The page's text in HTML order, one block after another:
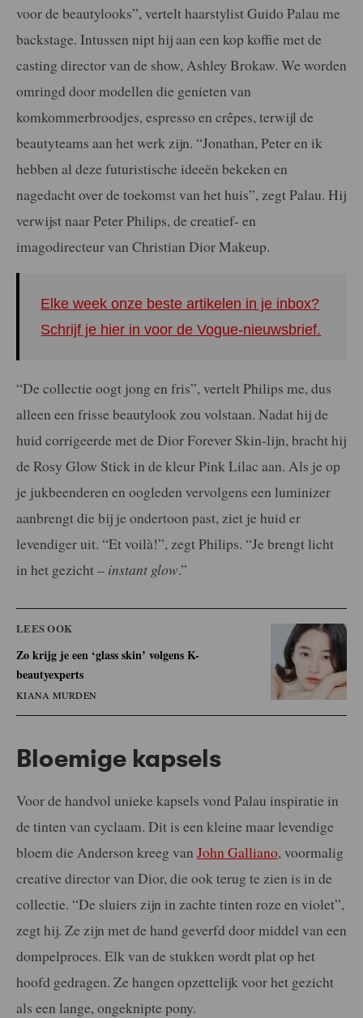
voor de beautylooks”, vertelt haarstylist Guido Palau me
backstage. Intussen nipt hij aan een kop koffie met de
casting director van de show, Ashley Brokaw. We worden
omringd door modellen die genieten van
komkommerbroodjes, espresso en crêpes, terwijl de
beautyteams aan het werk zijn. “Jonathan, Peter en ik
hebben al deze futuristische ideeën bekeken en
nagedacht over de toekomst van het huis”, zegt Palau. Hij
verwijst naar Peter Philips, de creatief- en
imagodirecteur van Christian Dior Makeup.
Elke week onze beste artikelen in je inbox?
Schrijf je hier in voor de Vogue-nieuwsbrief.
“De collectie oogt jong en fris”, vertelt Philips me, dus
alleen een frisse beautylook zou volstaan. Nadat hij de
huid corrigeerde met de Dior Forever Skin-lijn, bracht hij
de Rosy Glow Stick in de kleur Pink Lilac aan. Als je op
je jukbeenderen en oogleden vervolgens een luminizer
aanbrengt die bij je ondertoon past, ziet je huid er
levendiger uit. “Et voilà!”, zegt Philips. “Je brengt licht
in het gezicht – instant glow.”
LEES OOK
Zo krijg je een ‘glass skin’ volgens K-
beautyexperts
KIANA MURDEN
Bloemige kapsels
Voor de handvol unieke kapsels vond Palau inspiratie in
de tinten van cyclaam. Dit is een kleine maar levendige
bloem die Anderson kreeg van John Galliano, voormalig
creative director van Dior, die ook terug te zien is in de
collectie. “De sluiers zijn in zachte tinten roze en violet”,
zegt hij. Ze zijn met de hand geverfd door middel van een
dompelproces. Elk van de stukken wordt plat op het
hoofd gedragen. Ze hangen opzettelijk voor het gezicht
als een lange, ongeknipte pony.